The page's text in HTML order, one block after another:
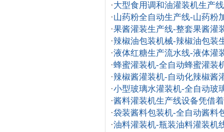
·大型食用调和油灌装机生产
·山药粉全自动生产线-山药粉
·果酱灌装生产线-整套果酱灌
·辣椒油包装机械-辣椒油包装
·液体红糖生产流水线-液体灌
·蜂蜜灌装机-全自动蜂蜜灌装
·辣椒酱灌装机-自动化辣椒酱
·小型玻璃水灌装机-全自动玻
·酱料灌装机生产线设备凭借
·袋装酱料包装机-全自动酱料
·油料灌装机-瓶装油料灌装机